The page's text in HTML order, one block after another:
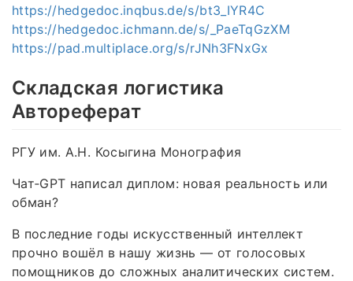
https://hedgedoc.inqbus.de/s/bt3_IYR4C
https://hedgedoc.ichmann.de/s/_PaeTqGzXM
https://pad.multiplace.org/s/rJNh3FNxGx
Складская логистика
Автореферат
РГУ им. А.Н. Косыгина Монография
Чат‑GPT написал диплом: новая реальность или
обман?
В последние годы искусственный интеллект
прочно вошёл в нашу жизнь — от голосовых
помощников до сложных аналитических систем.